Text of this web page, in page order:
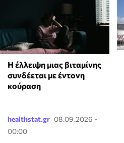
⁠Η έλλειψη μιας βιταμίνης
συνδέεται με έντονη
κούραση
healthstat.gr 08.09.2026 -
00:00